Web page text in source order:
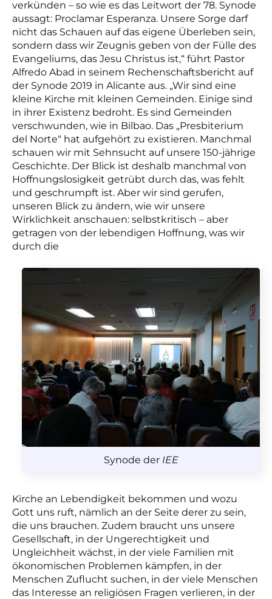
verkünden – so wie es das Leitwort der 78. Synode
aussagt: Proclamar Esperanza. Unsere Sorge darf
nicht das Schauen auf das eigene Überleben sein,
sondern dass wir Zeugnis geben von der Fülle des
Evangeliums, das Jesu Christus ist,“ führt Pastor
Alfredo Abad in seinem Rechenschaftsbericht auf
der Synode 2019 in Alicante aus. „Wir sind eine
kleine Kirche mit kleinen Gemeinden. Einige sind
in ihrer Existenz bedroht. Es sind Gemeinden
verschwunden, wie in Bilbao. Das „Presbiterium
del Norte“ hat aufgehört zu existieren. Manchmal
schauen wir mit Sehnsucht auf unsere 150-jährige
Geschichte. Der Blick ist deshalb manchmal von
Hoffnungslosigkeit getrübt durch das, was fehlt
und geschrumpft ist. Aber wir sind gerufen,
unseren Blick zu ändern, wie wir unsere
Wirklichkeit anschauen: selbstkritisch – aber
getragen von der lebendigen Hoffnung, was wir
durch die
Synode der IEE
Kirche an Lebendigkeit bekommen und wozu
Gott uns ruft, nämlich an der Seite derer zu sein,
die uns brauchen. Zudem braucht uns unsere
Gesellschaft, in der Ungerechtigkeit und
Ungleichheit wächst, in der viele Familien mit
ökonomischen Problemen kämpfen, in der
Menschen Zuflucht suchen, in der viele Menschen
das Interesse an religiösen Fragen verlieren, in der